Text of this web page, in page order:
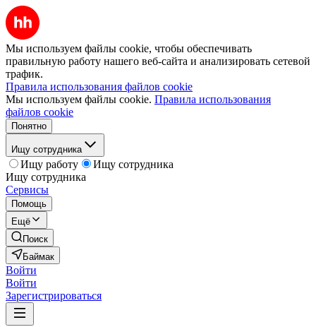
Мы используем файлы cookie, чтобы обеспечивать
правильную работу нашего веб-сайта и анализировать сетевой
трафик.
Правила использования файлов cookie
Мы используем файлы cookie. Правила использования
файлов cookie
Понятно
Ищу сотрудника
Ищу работу
Ищу сотрудника
Ищу сотрудника
Сервисы
Помощь
Ещё
Поиск
Баймак
Войти
Войти
Зарегистрироваться